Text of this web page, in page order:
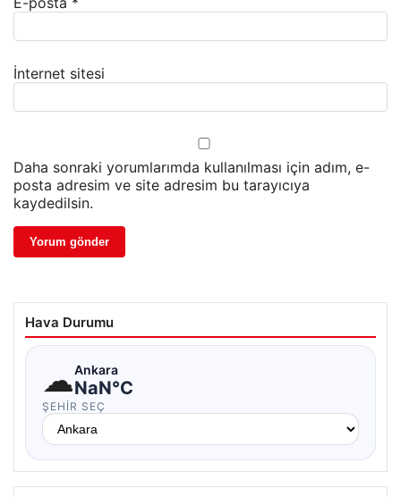
İnternet sitesi
Daha sonraki yorumlarımda kullanılması için adım, e-
posta adresim ve site adresim bu tarayıcıya
kaydedilsin.
Hava Durumu
☁Ankara
NaN°C
ŞEHIR SEÇ